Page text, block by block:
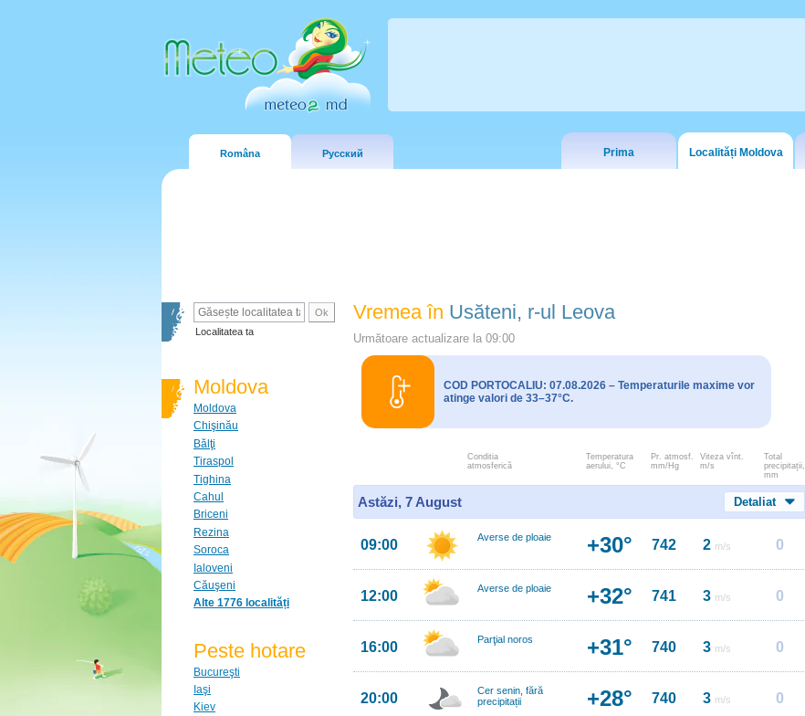
Româna Русский Prima Localități Moldova
Localitatea ta
Moldova
Moldova
Chişinău
Bălţi
Tiraspol
Tighina
Cahul
Briceni
Rezina
Soroca
Ialoveni
Căuşeni
Alte 1776 localități
Peste hotare
Bucureşti
Iaşi
Kiev
Vremea în Usăteni, r-ul Leova
Următoare actualizare la 09:00
COD PORTOCALIU: 07.08.2026 – Temperaturile maxime vor
atinge valori de 33–37°C.
Conditia
atmosferică
Temperatura
aerului, °C
Pr. atmosf.
mm/Hg
Viteza vînt.
m/s
Total
precipitații,
mm
Astăzi, 7 August Detaliat
09:00 Averse de ploaie +30° 742 2 m/s 0
12:00 Averse de ploaie +32° 741 3 m/s 0
16:00 Parţial noros +31° 740 3 m/s 0
20:00
Cer senin, fără
precipitații
+28° 740 3 m/s 0